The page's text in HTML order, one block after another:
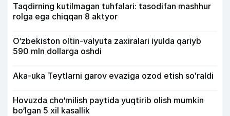
Taqdirning kutilmagan tuhfalari: tasodifan mashhur
rolga ega chiqqan 8 aktyor
O‘zbekiston oltin-valyuta zaxiralari iyulda qariyb
590 mln dollarga oshdi
Aka-uka Teytlarni garov evaziga ozod etish soʻraldi
Hovuzda cho‘milish paytida yuqtirib olish mumkin
bo‘lgan 5 xil kasallik